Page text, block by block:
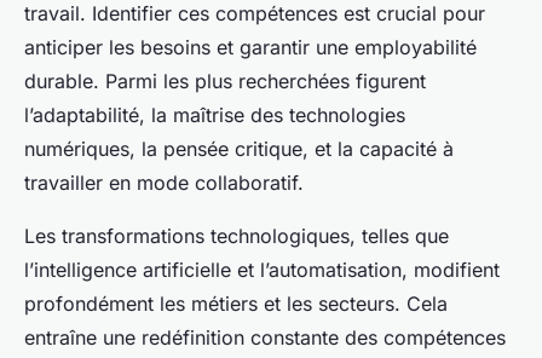
travail. Identifier ces compétences est crucial pour
anticiper les besoins et garantir une employabilité
durable. Parmi les plus recherchées figurent
l’adaptabilité, la maîtrise des technologies
numériques, la pensée critique, et la capacité à
travailler en mode collaboratif.
Les transformations technologiques, telles que
l’intelligence artificielle et l’automatisation, modifient
profondément les métiers et les secteurs. Cela
entraîne une redéfinition constante des compétences